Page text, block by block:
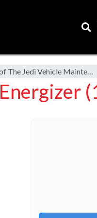
Star Wars Return of The Jedi Vehicle Maintenance Energizer (1982)